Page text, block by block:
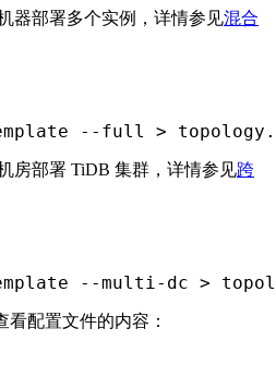
器部署多个实例，详情参见混合
--full >
房部署 TiDB 集群，详情参见跨
--multi-dc >
看配置文件的内容：